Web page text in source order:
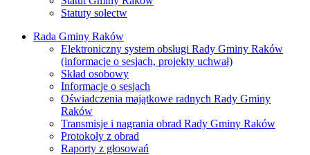
Statuty sołectw
Rada Gminy Raków
Elektroniczny system obsługi Rady Gminy Raków
(informacje o sesjach, projekty uchwał)
Skład osobowy
Informacje o sesjach
Oświadczenia majątkowe radnych Rady Gminy
Raków
Transmisje i nagrania obrad Rady Gminy Raków
Protokoły z obrad
Raporty z głosowań